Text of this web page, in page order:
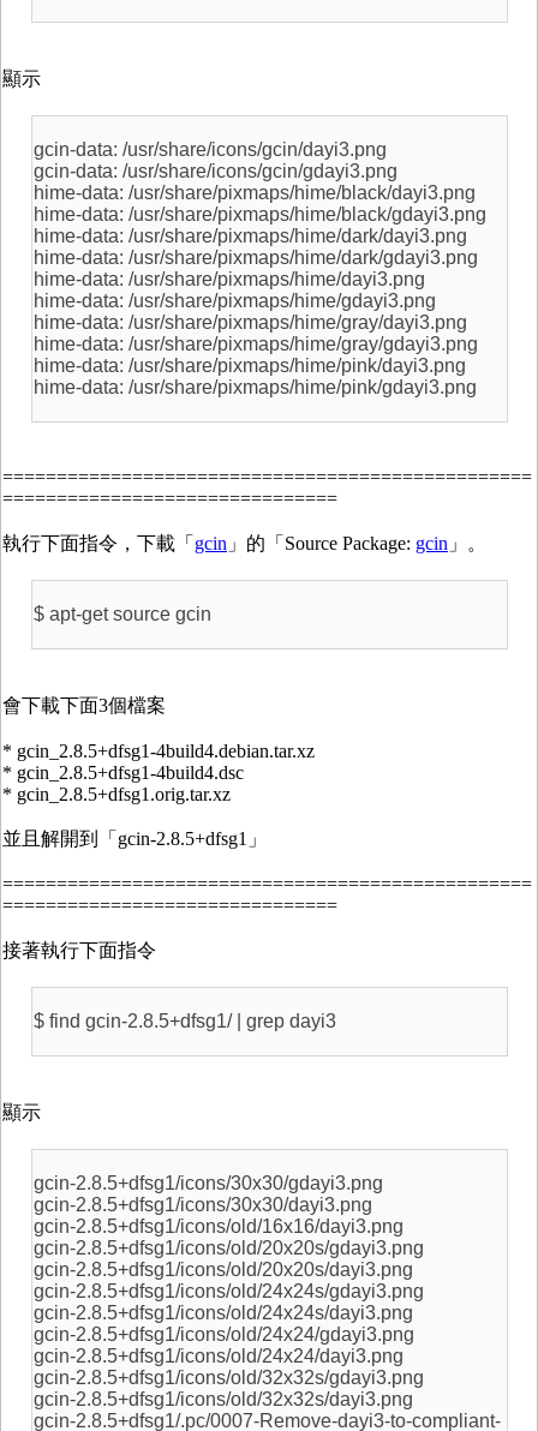
顯示
gcin-data: /usr/share/icons/gcin/dayi3.png
gcin-data: /usr/share/icons/gcin/gdayi3.png
hime-data: /usr/share/pixmaps/hime/black/dayi3.png
hime-data: /usr/share/pixmaps/hime/black/gdayi3.png
hime-data: /usr/share/pixmaps/hime/dark/dayi3.png
hime-data: /usr/share/pixmaps/hime/dark/gdayi3.png
hime-data: /usr/share/pixmaps/hime/dayi3.png
hime-data: /usr/share/pixmaps/hime/gdayi3.png
hime-data: /usr/share/pixmaps/hime/gray/dayi3.png
hime-data: /usr/share/pixmaps/hime/gray/gdayi3.png
hime-data: /usr/share/pixmaps/hime/pink/dayi3.png
hime-data: /usr/share/pixmaps/hime/pink/gdayi3.png
=================================================
===============================
執行下面指令，下載「 gcin 」的「Source Package: gcin 」。
$ apt-get source gcin
會下載下面3個檔案
* gcin_2.8.5+dfsg1-4build4.debian.tar.xz
* gcin_2.8.5+dfsg1-4build4.dsc
* gcin_2.8.5+dfsg1.orig.tar.xz
並且解開到「gcin-2.8.5+dfsg1」
=================================================
===============================
接著執行下面指令
$ find gcin-2.8.5+dfsg1/ | grep dayi3
顯示
gcin-2.8.5+dfsg1/icons/30x30/gdayi3.png
gcin-2.8.5+dfsg1/icons/30x30/dayi3.png
gcin-2.8.5+dfsg1/icons/old/16x16/dayi3.png
gcin-2.8.5+dfsg1/icons/old/20x20s/gdayi3.png
gcin-2.8.5+dfsg1/icons/old/20x20s/dayi3.png
gcin-2.8.5+dfsg1/icons/old/24x24s/gdayi3.png
gcin-2.8.5+dfsg1/icons/old/24x24s/dayi3.png
gcin-2.8.5+dfsg1/icons/old/24x24/gdayi3.png
gcin-2.8.5+dfsg1/icons/old/24x24/dayi3.png
gcin-2.8.5+dfsg1/icons/old/32x32s/gdayi3.png
gcin-2.8.5+dfsg1/icons/old/32x32s/dayi3.png
gcin-2.8.5+dfsg1/.pc/0007-Remove-dayi3-to-compliant-